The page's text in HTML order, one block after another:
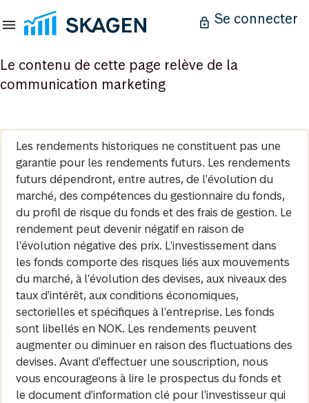
Se connecter
Le contenu de cette page relève de la
communication marketing
Les rendements historiques ne constituent pas une
garantie pour les rendements futurs. Les rendements
futurs dépendront, entre autres, de l'évolution du
marché, des compétences du gestionnaire du fonds,
du profil de risque du fonds et des frais de gestion. Le
rendement peut devenir négatif en raison de
l'évolution négative des prix. L'investissement dans
les fonds comporte des risques liés aux mouvements
du marché, à l'évolution des devises, aux niveaux des
taux d'intérêt, aux conditions économiques,
sectorielles et spécifiques à l'entreprise. Les fonds
sont libellés en NOK. Les rendements peuvent
augmenter ou diminuer en raison des fluctuations des
devises. Avant d'effectuer une souscription, nous
vous encourageons à lire le prospectus du fonds et
le document d'information clé pour l'investisseur qui